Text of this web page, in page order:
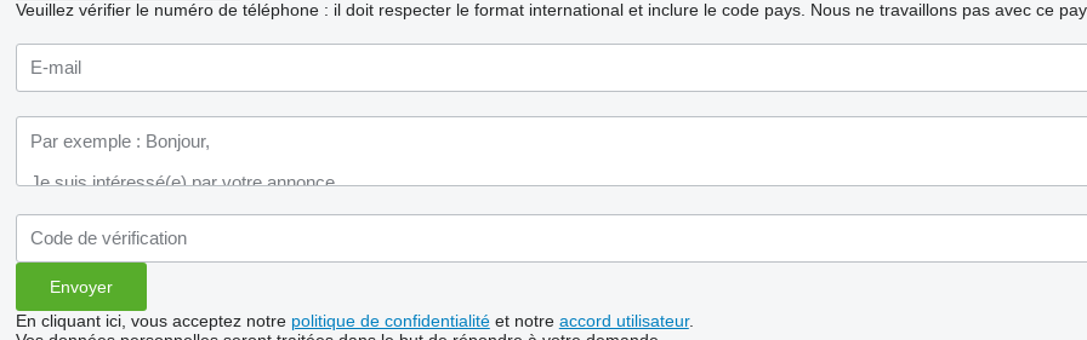
Veuillez vérifier le numéro de téléphone : il doit respecter le format international et inclure le code pays. Nous ne travaillons pas avec ce
En cliquant ici, vous acceptez notre politique de confidentialitéet notre accord utilisateur.